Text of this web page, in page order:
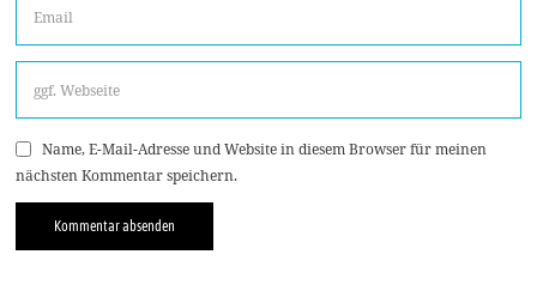
Name, E-Mail-Adresse und Website in diesem Browser für meinen
nächsten Kommentar speichern.